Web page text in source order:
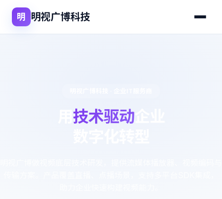
明 明视广博科技
技术驱动企业